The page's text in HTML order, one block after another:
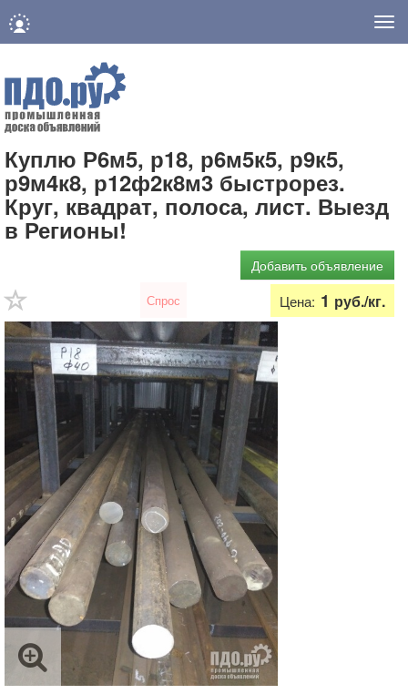
Куплю Р6м5, р18, р6м5к5, р9к5,
р9м4к8, р12ф2к8м3 быстрорез.
Круг, квадрат, полоса, лист. Выезд
в Регионы!
Добавить объявление
Спрос Цена: 1 руб./кг.